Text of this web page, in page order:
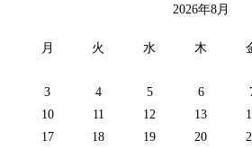
2026年8月
月 火 水 木
3
4 5 6
10
11 12 13
17
18 19 20